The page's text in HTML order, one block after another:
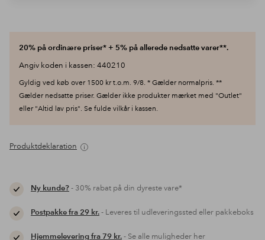
20% på ordinære priser* + 5% på allerede nedsatte varer**.
Angiv koden i kassen: 440210
Gyldig ved køb over 1500 kr t.o.m. 9/8. * Gælder normalpris. **
Gælder nedsatte priser. Gælder ikke produkter mærket med "Outlet"
eller "Altid lav pris". Se fulde vilkår i kassen.
Produktdeklaration
Ny kunde?- 30% rabat på din dyreste vare*
Postpakke fra 29 kr.- Leveres til udleveringssted eller pakkeboks
Hjemmelevering fra 79 kr.- Se alle muligheder her